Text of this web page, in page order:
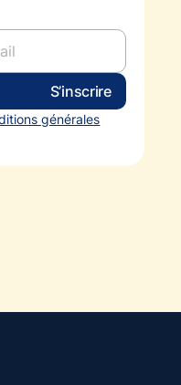
générales